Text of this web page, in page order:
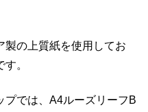
製の上質紙を使用してお
。
プでは、A4ルーズリーフB